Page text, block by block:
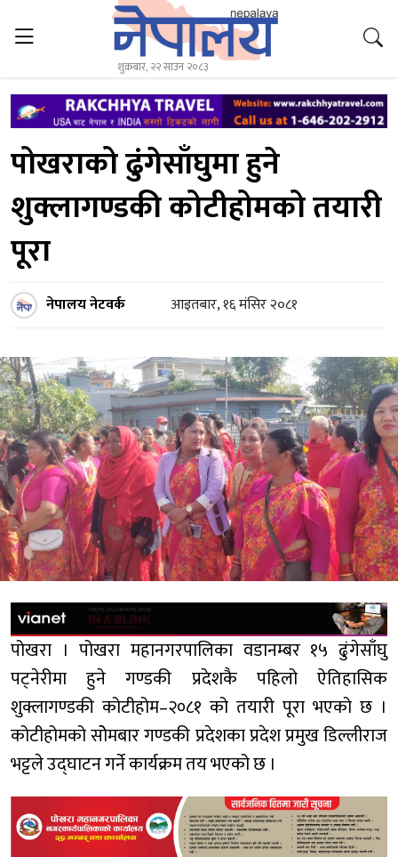
शुक्रबार, २२ साउन २०८३
पोखराको ढुंगेसाँघुमा हुने
शुक्लागण्डकी कोटीहोमको तयारी
पूरा
नेपालय नेटवर्क आइतबार, १६ मंसिर २०८१
पोखरा । पोखरा महानगरपालिका वडानम्बर १५ ढुंगेसाँघु
पट्नेरीमा हुने गण्डकी प्रदेशकै पहिलो ऐतिहासिक
शुक्लागण्डकी कोटीहोम–२०८१ को तयारी पूरा भएको छ ।
कोटीहोमको सोेमबार गण्डकी प्रदेशका प्रदेश प्रमुख डिल्लीराज
भट्टले उद्घाटन गर्ने कार्यक्रम तय भएको छ ।